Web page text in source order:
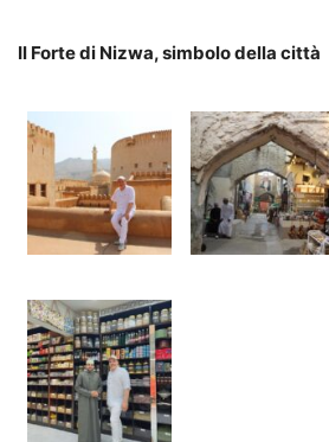
Il Forte di Nizwa, simbolo della città